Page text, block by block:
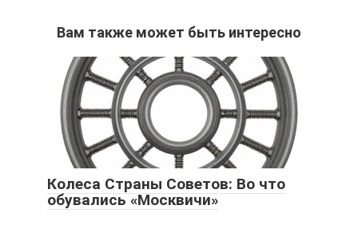
Вам также может быть интересно
Колеса Страны Советов: Во что
обувались «Москвичи»